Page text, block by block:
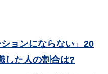
ョンにならない」20
した人の割合は?